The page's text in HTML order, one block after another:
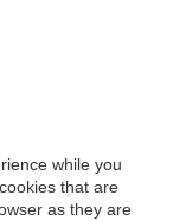
while you
that are
as they are